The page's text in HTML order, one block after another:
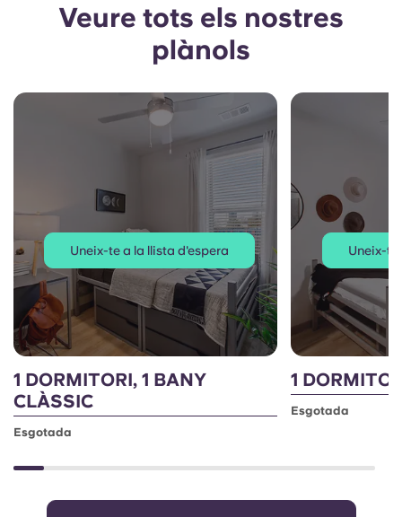
Veure tots els nostres
plànols
Uneix-te a la llista d'espera
1 DORMITORI, 1 BANY
CLÀSSIC
Esgotada
Uneix-te
1
Esgotada